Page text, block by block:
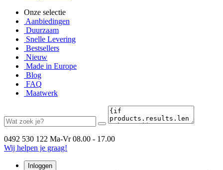
Onze selectie
Aanbiedingen
Duurzaam
Snelle Levering
Bestsellers
Nieuw
Made in Europe
Blog
FAQ
Maatwerk
0492 530 122 Ma-Vr 08.00 - 17.00
Wij helpen je graag!
Inloggen